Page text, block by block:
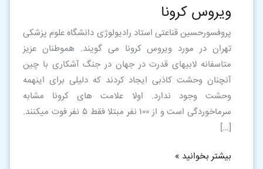
ویروس كرونا
پروفسورحسین قناعتی استاد رادیولوژی دانشگاه علوم پزشکی
تهران در مورد ویروس كرونا می گویند. هموطنان عزیز
متاسفانه لابیهای قدرت در جهان در جنگ آشکاری با چین
آنچنان وحشت کاذبی ایجاد کردند که دلیلی برای اینهمه
وحشت وجود ندارد. اولا علامت های کرونا مشابه
سرماخوردگی است و از ۱۰۰ نفر مبتلا فقط ۵ نفر فوت میکنند.
[…]
بیشتر بخوانید »